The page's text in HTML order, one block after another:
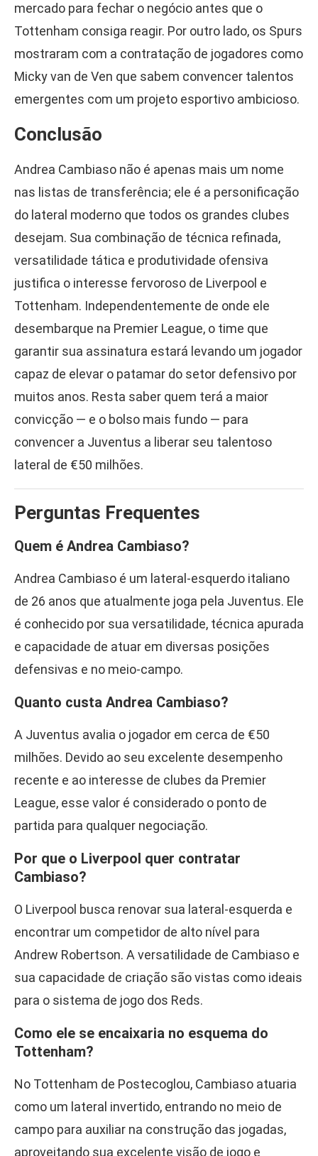
mercado para fechar o negócio antes que o
Tottenham consiga reagir. Por outro lado, os Spurs
mostraram com a contratação de jogadores como
Micky van de Ven que sabem convencer talentos
emergentes com um projeto esportivo ambicioso.
Conclusão
Andrea Cambiaso não é apenas mais um nome
nas listas de transferência; ele é a personificação
do lateral moderno que todos os grandes clubes
desejam. Sua combinação de técnica refinada,
versatilidade tática e produtividade ofensiva
justifica o interesse fervoroso de Liverpool e
Tottenham. Independentemente de onde ele
desembarque na Premier League, o time que
garantir sua assinatura estará levando um jogador
capaz de elevar o patamar do setor defensivo por
muitos anos. Resta saber quem terá a maior
convicção — e o bolso mais fundo — para
convencer a Juventus a liberar seu talentoso
lateral de €50 milhões.
Perguntas Frequentes
Quem é Andrea Cambiaso?
Andrea Cambiaso é um lateral-esquerdo italiano
de 26 anos que atualmente joga pela Juventus. Ele
é conhecido por sua versatilidade, técnica apurada
e capacidade de atuar em diversas posições
defensivas e no meio-campo.
Quanto custa Andrea Cambiaso?
A Juventus avalia o jogador em cerca de €50
milhões. Devido ao seu excelente desempenho
recente e ao interesse de clubes da Premier
League, esse valor é considerado o ponto de
partida para qualquer negociação.
Por que o Liverpool quer contratar
Cambiaso?
O Liverpool busca renovar sua lateral-esquerda e
encontrar um competidor de alto nível para
Andrew Robertson. A versatilidade de Cambiaso e
sua capacidade de criação são vistas como ideais
para o sistema de jogo dos Reds.
Como ele se encaixaria no esquema do
Tottenham?
No Tottenham de Postecoglou, Cambiaso atuaria
como um lateral invertido, entrando no meio de
campo para auxiliar na construção das jogadas,
aproveitando sua excelente visão de jogo e